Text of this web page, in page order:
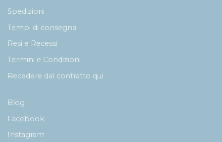
Spedizioni
Tempi di consegna
Resi e Recessi
Termini e Condizioni
Recedere dal contratto qui
Blog
Facebook
Instagram